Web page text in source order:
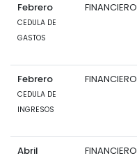
Febrero
CEDULA DE
GASTOS
FINANCIERO
Febrero
CEDULA DE
INGRESOS
FINANCIERO
Abril FINANCIERO